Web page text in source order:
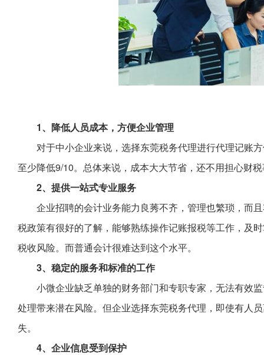
1、降低人员成本，方便企业管理
对于中小企业来说，选择东莞税务代理进行代理记账
至少降低9/10。总体来说，成本大大节省，还不用担心财
2、提供一站式专业服务
企业招聘的会计业务能力良莠不齐，管理也繁琐，而
税政策有很好的了解，能够熟练操作记账报税等工作，及
税收风险。而普通会计很难达到这个水平。
3、稳定的服务和标准的工作
小微企业缺乏单独的财务部门和专职专家，无法有效
处理带来潜在风险。但企业选择东莞税务代理，即使有人
失。
4、企业信息受到保护